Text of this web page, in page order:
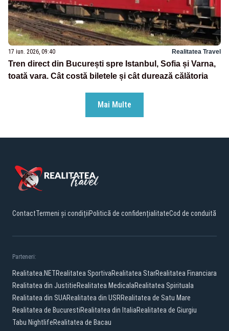
17 iun. 2026, 09:40 Realitatea Travel
Tren direct din București spre Istanbul, Sofia și Varna,
toată vara. Cât costă biletele și cât durează călătoria
Mai Multe
ContactTermeni și condițiiPolitică de confidențialitateCod de conduită
Parteneri:
Realitatea.NETRealitatea SportivaRealitatea StarRealitatea Financiara
Realitatea din JustitieRealitatea MedicalaRealitatea Spirituala
Realitatea din SUARealitatea din USRRealitatea de Satu Mare
Realitatea de BucurestiRealitatea din ItaliaRealitatea de Giurgiu
Tabu NightlifeRealitatea de Bacau